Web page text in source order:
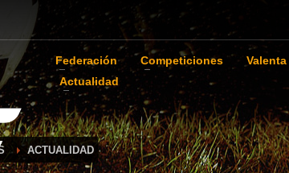
Federación Competiciones Valenta
Actualidad
ACTUALIDAD